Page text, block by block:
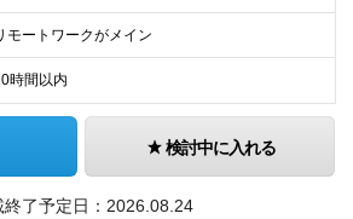
モートワークがメイン
時間以内
検討中に入れる
了予定日： 2026.08.24